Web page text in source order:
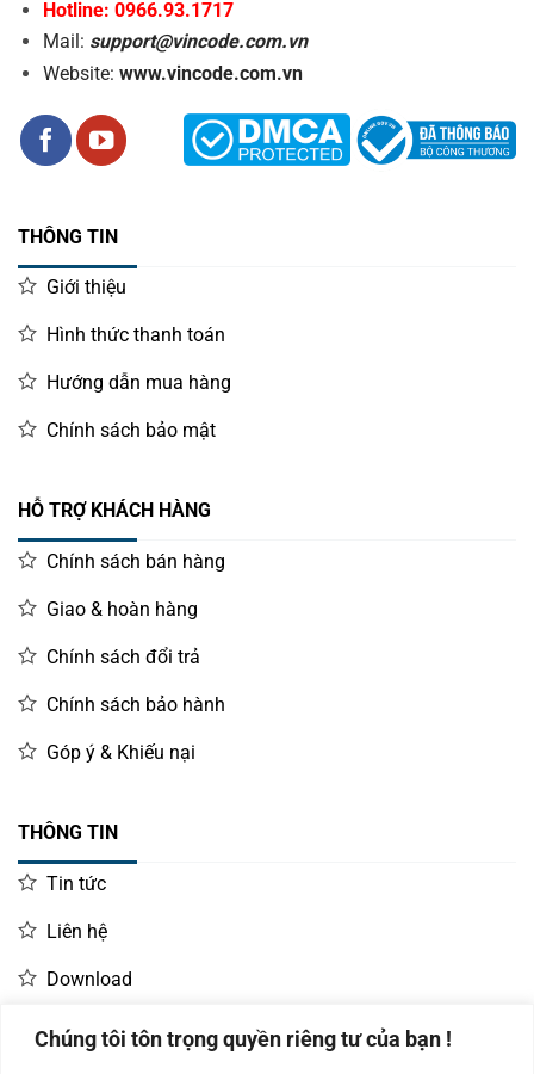
Chúng tôi tôn trọng quyền riêng tư của bạn !
Hotline: 0966.93.1717
Mail: support@vincode.com.vn
Website: www.vincode.com.vn
THÔNG TIN
Giới thiệu
Hình thức thanh toán
Hướng dẫn mua hàng
Chính sách bảo mật
HỖ TRỢ KHÁCH HÀNG
Chính sách bán hàng
Giao & hoàn hàng
Chính sách đổi trả
Chính sách bảo hành
Góp ý & Khiếu nại
THÔNG TIN
Tin tức
Liên hệ
Download
LIÊN HỆ MUA HÀNG